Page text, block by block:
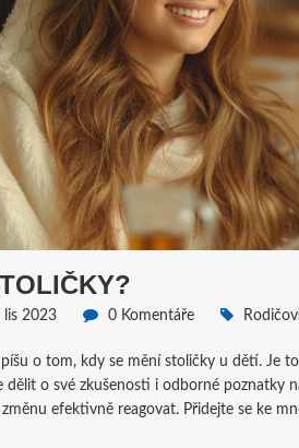
lis 2023 0 Komentáře
o tom, kdy se mění stoličky u dětí. Je
dělit o své zkušenosti i odborné
efektivně reagovat. Přidejte se ke